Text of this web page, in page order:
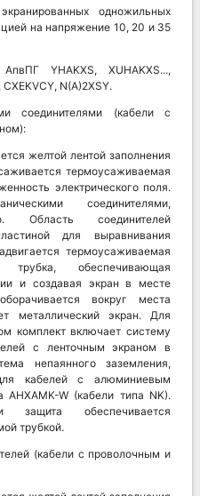
одножильных
на напряжение 10, 20 и 35
YHAKXS, XUHAKXS...,
N(A)2XSY.
соединителями (кабели с
желтой лентой заполнения
термоусаживаемая
электрического поля.
соединителями,
Область соединителей
для выравнивания
термоусаживаемая
трубка, обеспечивающая
и создавая экран в месте
вокруг места
металлический экран. Для
комплект включает систему
с ленточным экраном в
непаянного заземления,
кабелей с алюминиевым
W (кабели типа NK).
обеспечивается
трубкой.
(кабели с проволочным и